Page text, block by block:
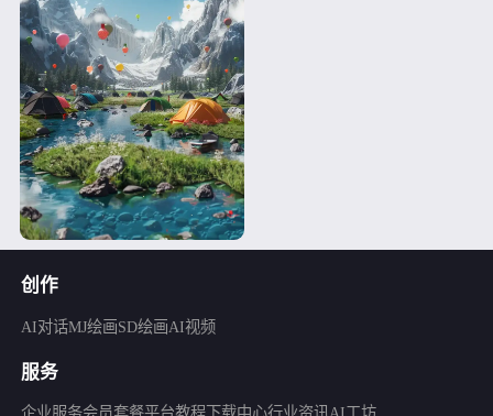
创作
AI对话MJ绘画SD绘画AI视频
服务